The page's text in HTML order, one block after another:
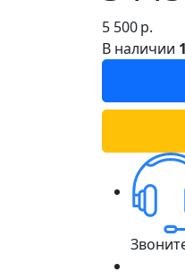
5 500р.
В наличии